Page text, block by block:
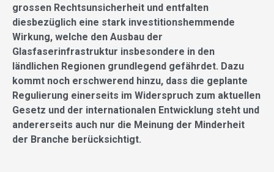
grossen Rechtsunsicherheit und entfalten
diesbezüglich eine stark investitionshemmende
Wirkung, welche den Ausbau der
Glasfaserinfrastruktur insbesondere in den
ländlichen Regionen grundlegend gefährdet. Dazu
kommt noch erschwerend hinzu, dass die geplante
Regulierung einerseits im Widerspruch zum aktuellen
Gesetz und der internationalen Entwicklung steht und
andererseits auch nur die Meinung der Minderheit
der Branche berücksichtigt.